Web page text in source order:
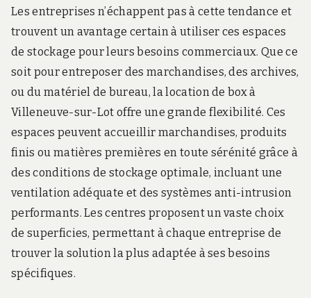
Les entreprises n’échappent pas à cette tendance et
trouvent un avantage certain à utiliser ces espaces
de stockage pour leurs besoins commerciaux. Que ce
soit pour entreposer des marchandises, des archives,
ou du matériel de bureau, la location de box à
Villeneuve-sur-Lot offre une grande flexibilité. Ces
espaces peuvent accueillir marchandises, produits
finis ou matières premières en toute sérénité grâce à
des conditions de stockage optimale, incluant une
ventilation adéquate et des systèmes anti-intrusion
performants. Les centres proposent un vaste choix
de superficies, permettant à chaque entreprise de
trouver la solution la plus adaptée à ses besoins
spécifiques.